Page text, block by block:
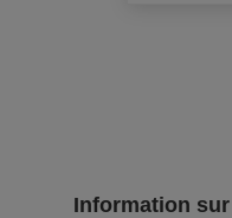
Information